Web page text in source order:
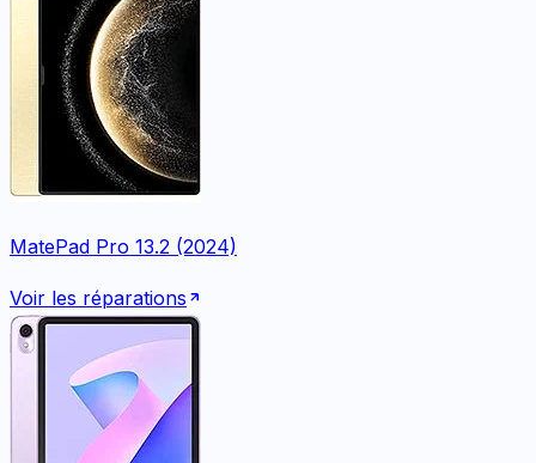
MatePad Pro 13.2 (2024)
Voir les réparations